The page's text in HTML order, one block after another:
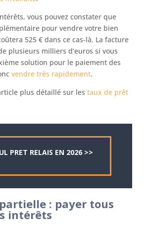
vous pouvez constater que
pour vendre votre bien
525 € dans ce cas-là. La facture
plusieurs milliers d’euros si vous
solution pour le paiement des
vendre très rapidement.
plus détaillé sur lestaux de prêt
PRET RELAIS EN 2026 >>
: payer tous
intérêts